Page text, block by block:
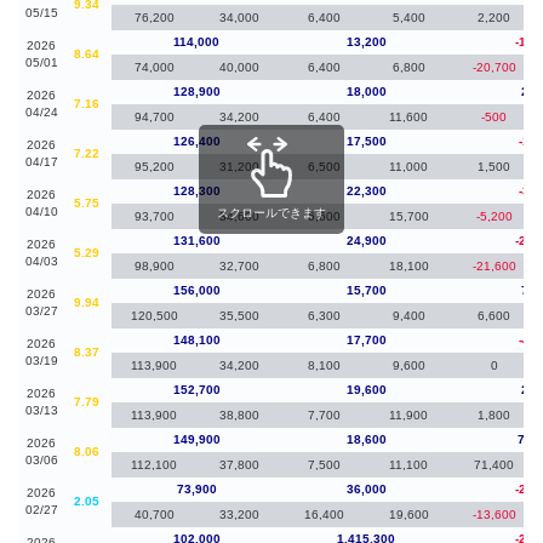
05/15
9.34
76,200
34,000 6,400 5,400 2,200
2026
05/01
8.64
114,000 13,200
-
74,000
40,000 6,400 6,800 -20,700
2026
04/24
7.16
128,900 18,000
94,700
34,200 6,400 11,600 -500
2026
04/17
7.22
126,400 17,500
-
95,200
31,200 6,500 11,000 1,500
2026
04/10
5.75
128,300 22,300
-
93,700
34,600 6,600 15,700 -5,200
2026
04/03
5.29
131,600 24,900
-
98,900
32,700 6,800 18,100 -21,600
2026
03/27
9.94
156,000 15,700
120,500
35,500 6,300 9,400 6,600
2026
03/19
8.37
148,100 17,700
-
113,900
34,200 8,100 9,600 0
2026
03/13
7.79
152,700 19,600
113,900
38,800 7,700 11,900 1,800
2026
03/06
8.06
149,900 18,600
112,100
37,800 7,500 11,100 71,400
2026
02/27
2.05
73,900 36,000
-
40,700
33,200 16,400 19,600 -13,600
102,000 1,415,300 -
スクロールできます